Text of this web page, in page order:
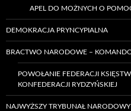
APEL DO MOŻNYCH O
DEMOKRACJA PRYNCYPIALNA
BRACTWO NARODOWE –
POWOŁANIE FEDERACJI
KONFEDERACJI RYDZYŃSKIEJ
NAJWYŻSZY TRYBUNAŁ NARODOWY